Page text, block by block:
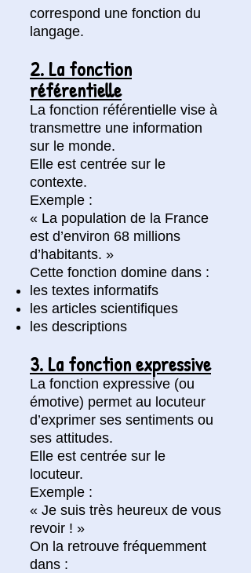
correspond une fonction du
langage.
2. La fonction
référentielle
La fonction référentielle vise à
transmettre une information
sur le monde.
Elle est centrée sur le
contexte.
Exemple :
« La population de la France
est d’environ 68 millions
d’habitants. »
Cette fonction domine dans :
les textes informatifs
les articles scientifiques
les descriptions
3. La fonction expressive
La fonction expressive (ou
émotive) permet au locuteur
d’exprimer ses sentiments ou
ses attitudes.
Elle est centrée sur le
locuteur.
Exemple :
« Je suis très heureux de vous
revoir ! »
On la retrouve fréquemment
dans :